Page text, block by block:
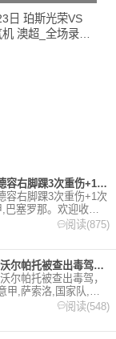
日 珀斯光荣VS
澳超_全场录像
[足球]世体：加盟巴萨以来，德容右脚踝3次重伤+1次膝盖伤+
容右脚踝3次重伤+1次
巴塞罗那。欢迎收藏
球，篮球体育资讯。
阅读(875)
【西甲】澳媒：澳大利亚国脚沃尔帕托被查出毒驾，禁赛期在3个月
尔帕托被查出毒驾，
甲,萨索洛,国家队,澳
洲。欢迎收藏本站，
阅读(548)